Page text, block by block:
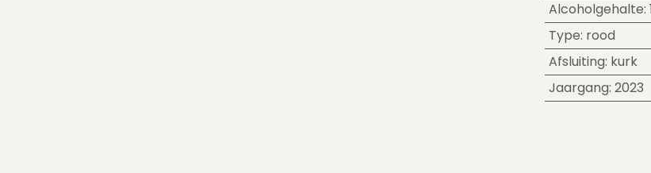
Alcoholgehalte:
Type: rood
Afsluiting: kurk
Jaargang: 2023